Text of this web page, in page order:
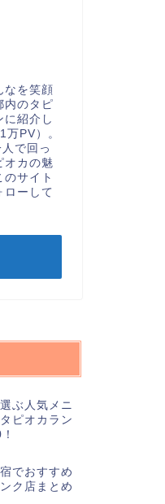
なを笑顔
内のタピ
に紹介し
PV）。
で回っ
オカの魅
サイト
ローして
ぶ人気メニ
ピオカラン
でおすすめ
ク店まとめ